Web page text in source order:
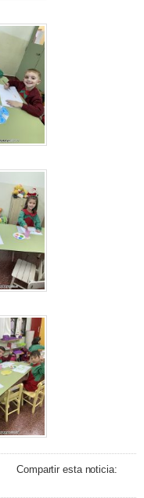
Compartir esta noticia: